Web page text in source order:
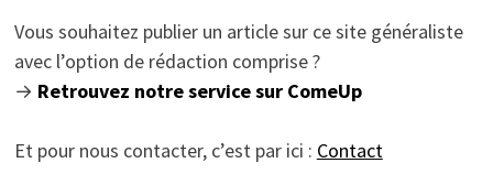
Vous souhaitez publier un article sur ce site généraliste
avec l’option de rédaction comprise ?
→ Retrouvez notre service sur ComeUp
Et pour nous contacter, c’est par ici : Contact